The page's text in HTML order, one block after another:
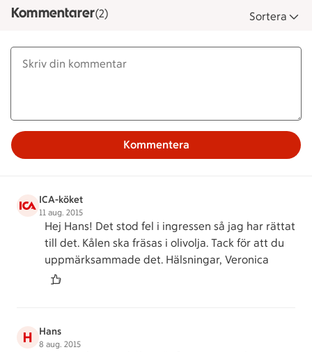
Kommentarer(2) Sortera
Kommentera
ICA-köket
11 aug. 2015
Hej Hans! Det stod fel i ingressen så jag har rättat
till det. Kålen ska fräsas i olivolja. Tack för att du
uppmärksammade det. Hälsningar, Veronica
H Hans
8 aug. 2015